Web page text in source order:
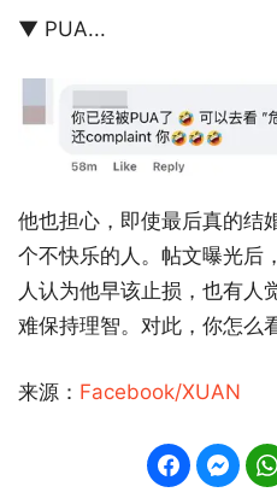
▼ PUA...
他也担心，即使最后真的结
个不快乐的人。帖文曝光后
人认为他早该止损，也有人
难保持理智。对此，你怎么
来源： Facebook/XUAN